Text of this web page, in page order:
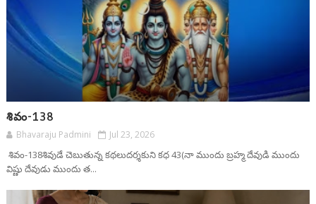
శివం-138
Bhavaraju Padmini Jul 23, 2026
శివం-138శివుడే చెబుతున్న కథలుదర్శకుని కధ 43(నా ముందు బ్రహ్మ దేవుడి ముందు
విష్ణు దేవుడు ముందు త...